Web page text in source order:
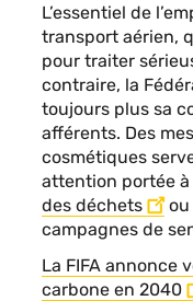
L’essentiel de
transport aérien,
pour traiter
contraire, la
toujours plus sa
afférents. Des
cosmétiques
attention portée
des déchets
ou
campagnes de
La FIFA annonce
carbone en 2040